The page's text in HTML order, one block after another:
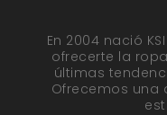
En 2004 nació KSI
ofrecerte la
últimas
Ofrecemos una